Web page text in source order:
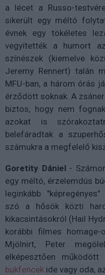
a lécet a Russo-
sikerült egy méltó
évnek egy tökéletes
vegyítették a humort
színészek (kiemelve
Jeremy Rennert) talán
MFU-ban, a három órás
érződött soknak. A
biztos, hogy nem
azokat is
belefáradtak a
számukra a megfelelő
Goretity Dániel-
egy méltó, érzelemdús
leginkább
szó a hősök közti
kikacsintásokról (Hail
korábbi filmes
Mjölnirt, Peter
elképesztően
bukfencek ide vagy oda,